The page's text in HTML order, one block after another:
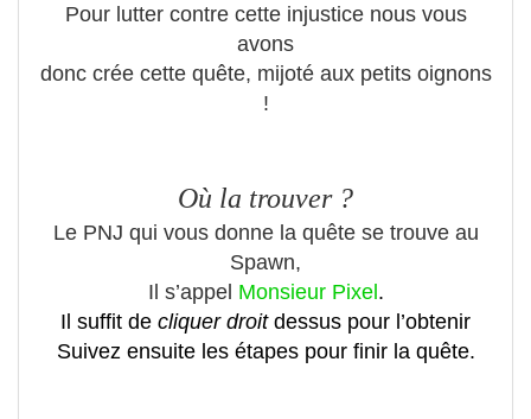
Pour lutter contre cette injustice nous vous
avons
donc crée cette quête, mijoté aux petits oignons
!
Où la trouver ?
Le PNJ qui vous donne la quête se trouve au
Spawn,
Il s’appel Monsieur Pixel.
Il suffit de cliquer droitdessus pour l’obtenir
Suivez ensuite les étapes pour finir la quête.